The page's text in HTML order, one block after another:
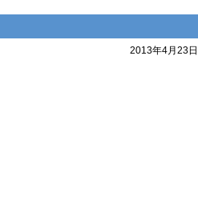
2013年4月23日